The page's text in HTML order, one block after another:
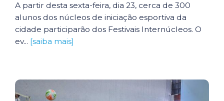
A partir desta sexta-feira, dia 23, cerca de 300
alunos dos núcleos de iniciação esportiva da
cidade participarão dos Festivais Internúcleos. O
ev... [saiba mais]